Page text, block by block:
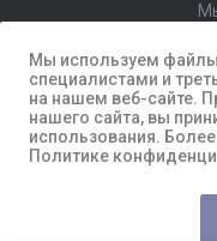
Мы используем
специалистами и
на нашем веб-сайте.
нашего сайта, вы
использования.
Политике